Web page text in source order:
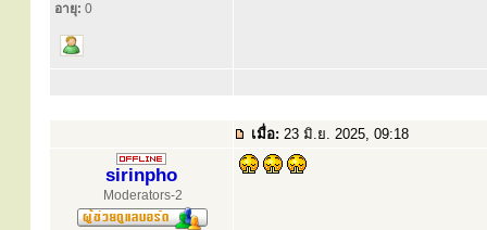
อายุ: 0
เมื่อ: 23 มิ.ย. 2025, 09:18
sirinpho
Moderators-2